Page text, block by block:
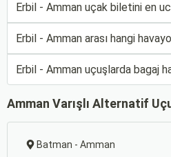
Erbil - Amman uçak biletini en
Erbil - Amman arası hangi
Erbil - Amman uçuşlarda bagaj
Amman Varışlı Alternatif
Batman - Amman